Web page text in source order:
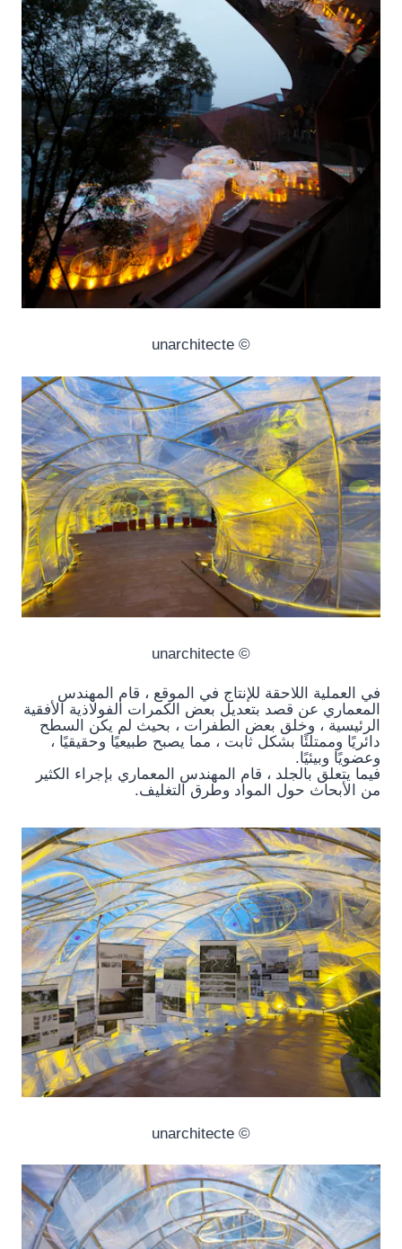
© unarchitecte
© unarchitecte
في العملية اللاحقة للإنتاج في الموقع ، قام المهندس
المعماري عن قصد بتعديل بعض الكمرات الفولاذية الأفقية
الرئيسية ، وخلق بعض الطفرات ، بحيث لم يكن السطح
دائريًا وممتلئًا بشكل ثابت ، مما يصبح طبيعيًا وحقيقيًا ،
وعضويًا وبيئيًا.
فيما يتعلق بالجلد ، قام المهندس المعماري بإجراء الكثير
من الأبحاث حول المواد وطرق التغليف.
© unarchitecte